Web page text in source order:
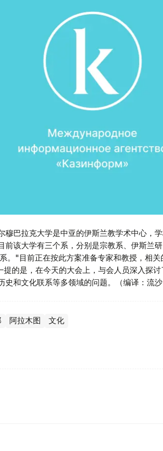
穆巴拉克大学是中亚的伊斯兰教学术中心，
前该大学有三个系，分别是宗教系、伊斯兰
。"目前正在按此方案准备专家和教授，相
的是，在今天的大会上，与会人员深入探
史和文化联系等多领域的问题。（编译：流沙
阿拉木图 文化